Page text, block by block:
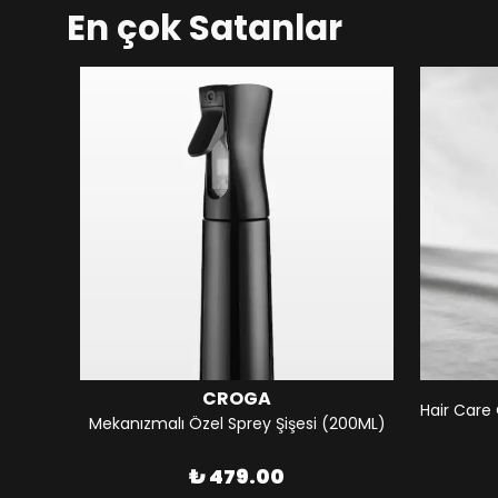
En çok Satanlar
CROGA
Mekanızmalı Özel Sprey Şişesi (200ML)
₺ 479.00